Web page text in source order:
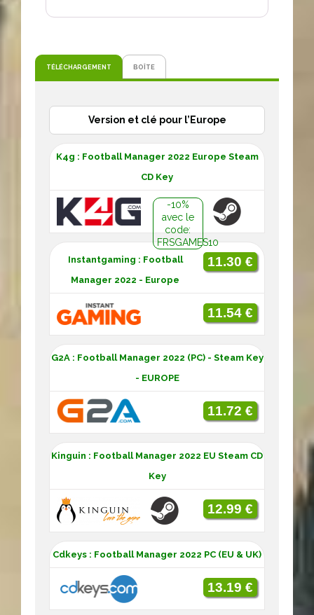
TÉLÉCHARGEMENT BOÎTE
Version et clé pour l’Europe
K4g : Football Manager 2022 Europe Steam
CD Key
-10%
avec le
code:
FRSGAMES10
11.30 €
Instantgaming : Football
Manager 2022 - Europe
11.54 €
G2A : Football Manager 2022 (PC) - Steam Key
- EUROPE
11.72 €
Kinguin : Football Manager 2022 EU Steam CD
Key
12.99 €
Cdkeys : Football Manager 2022 PC (EU & UK)
13.19 €